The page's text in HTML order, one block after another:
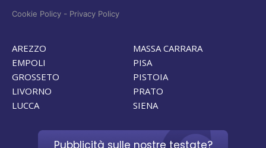
Cookie Policy - Privacy Policy
AREZZO
EMPOLI
GROSSETO
LIVORNO
LUCCA
MASSA CARRARA
PISA
PISTOIA
PRATO
SIENA